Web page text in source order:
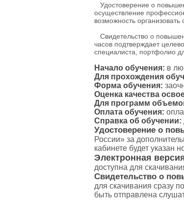
Удостоверение о
осуществление
возможность
Свидетельство о
часов подтверждает
специалиста, портфолио
Начало обучения: в
Для прохождения
Форма обучения:
Оценка качества
Для программ
Оплата обучения:
Справка об обучении:
Удостоверение о
России» за
кабинете будет указан
Электронная
доступна для
Свидетельство о
для скачивания сразу
быть отправлена